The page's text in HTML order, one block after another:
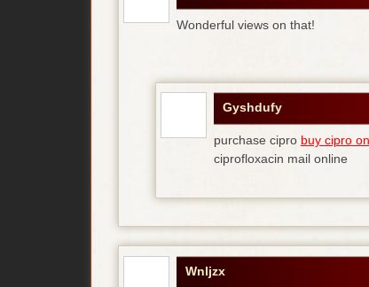
Wonderful views on that!
Gyshdufy
purchase cipro buy cipro
ciprofloxacin mail online
Wnljzx